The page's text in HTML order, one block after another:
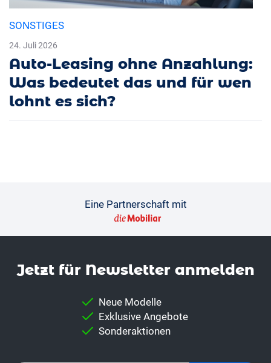
SONSTIGES
24. Juli 2026
Auto-Leasing ohne Anzahlung:
Was bedeutet das und für wen
lohnt es sich?
Eine Partnerschaft mit
Jetzt für News­letter anmelden
Neue Modelle
Exklusive Angebote
Sonderaktionen